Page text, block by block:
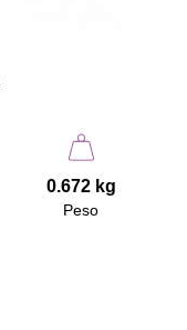
0.672 kg
Peso